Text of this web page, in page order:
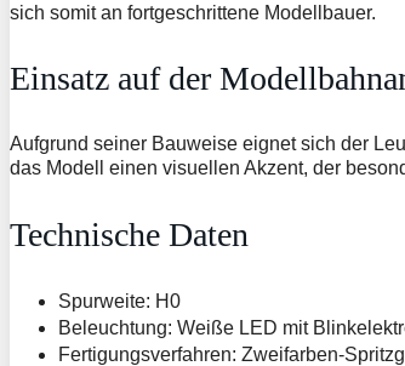
sich somit an fortgeschrittene Modellbauer.
Einsatz auf der
Aufgrund seiner Bauweise eignet sich der
das Modell einen visuellen Akzent, der
Technische Daten
Spurweite: H0
Beleuchtung: Weiße LED mit
Fertigungsverfahren: Zweifarben-